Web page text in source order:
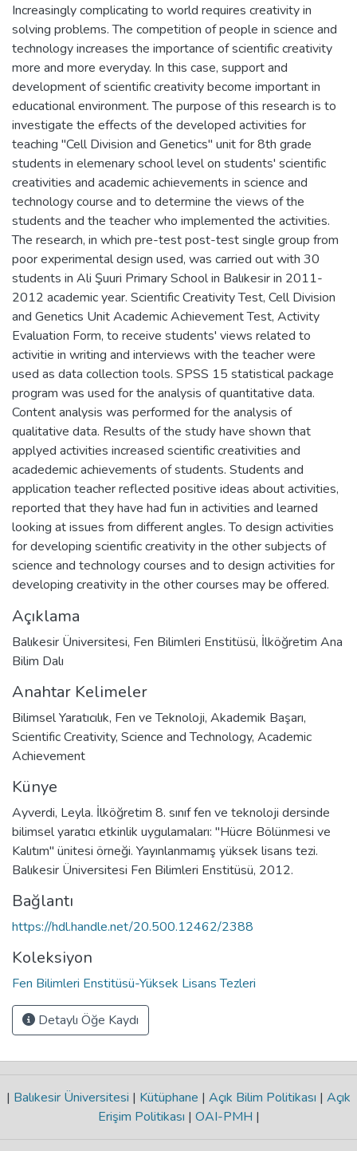
Increasingly complicating to world requires creativity in
solving problems. The competition of people in science and
technology increases the importance of scientific creativity
more and more everyday. In this case, support and
development of scientific creativity become important in
educational environment. The purpose of this research is to
investigate the effects of the developed activities for
teaching "Cell Division and Genetics" unit for 8th grade
students in elemenary school level on students' scientific
creativities and academic achievements in science and
technology course and to determine the views of the
students and the teacher who implemented the activities.
The research, in which pre-test post-test single group from
poor experimental design used, was carried out with 30
students in Ali Şuuri Primary School in Balıkesir in 2011-
2012 academic year. Scientific Creativity Test, Cell Division
and Genetics Unit Academic Achievement Test, Activity
Evaluation Form, to receive students' views related to
activitie in writing and interviews with the teacher were
used as data collection tools. SPSS 15 statistical package
program was used for the analysis of quantitative data.
Content analysis was performed for the analysis of
qualitative data. Results of the study have shown that
applyed activities increased scientific creativities and
acadedemic achievements of students. Students and
application teacher reflected positive ideas about activities,
reported that they have had fun in activities and learned
looking at issues from different angles. To design activities
for developing scientific creativity in the other subjects of
science and technology courses and to design activities for
developing creativity in the other courses may be offered.
Açıklama
Balıkesir Üniversitesi, Fen Bilimleri Enstitüsü, İlköğretim Ana
Bilim Dalı
Anahtar Kelimeler
Bilimsel Yaratıcılık, Fen ve Teknoloji, Akademik Başarı,
Scientific Creativity, Science and Technology, Academic
Achievement
Künye
Ayverdi, Leyla. İlköğretim 8. sınıf fen ve teknoloji dersinde
bilimsel yaratıcı etkinlik uygulamaları: "Hücre Bölünmesi ve
Kalıtım" ünitesi örneği. Yayınlanmamış yüksek lisans tezi.
Balıkesir Üniversitesi Fen Bilimleri Enstitüsü, 2012.
Bağlantı
https://hdl.handle.net/20.500.12462/2388
Koleksiyon
Fen Bilimleri Enstitüsü-Yüksek Lisans Tezleri
Detaylı Öğe Kaydı
| Balıkesir Üniversitesi | Kütüphane | Açık Bilim Politikası | Açık
Erişim Politikası | OAI-PMH |